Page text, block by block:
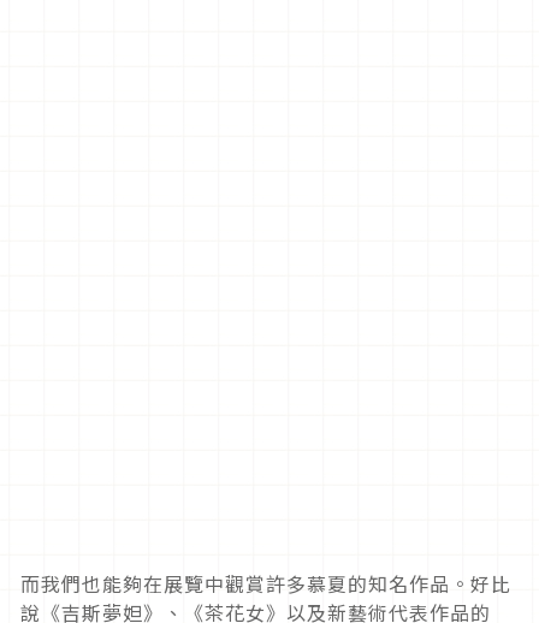
而我們也能夠在展覽中觀賞許多慕夏的知名作品。好比
說《吉斯夢妲》、《茶花女》以及新藝術代表作品的